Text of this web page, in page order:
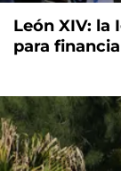
León XIV: la
para